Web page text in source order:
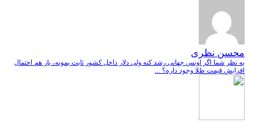
محسن نظری
به نظر شما اگر اونس جهانی رشد کنه ولی دلار داخل کشور ثابت بمونه، باز هم احتمال
افزایش قیمت طلا وجود داره؟ ...